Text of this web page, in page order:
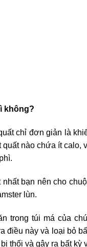
không?
chỉ đơn giản là
nào chứa ít calo,
nhất bạn nên cho
lùn.
trong túi má của
điều này và loại bỏ
thối và gây ra bất kỳ